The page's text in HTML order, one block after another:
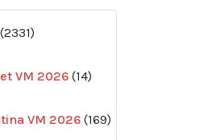
2331
produkter
VM 2026 14
produkter
VM 2026 169
produkter